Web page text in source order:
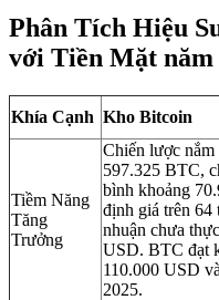
Phân Tích Hiệu
với Tiền Mặt năm
Khía Cạnh Kho Bitcoin
Tiềm Năng
Tăng
Trưởng
Chiến lược
597.325 BTC,
bình khoảng
định giá trên
nhuận chưa
USD. BTC đạt
110.000 USD
2025.